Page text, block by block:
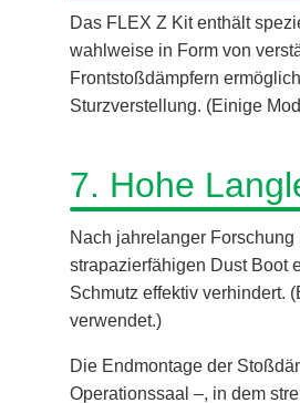
Das FLEX Z Kit enthält
wahlweise in Form von
Frontstoßdämpfern
Sturzverstellung. (Einige
7. Hohe
Nach jahrelanger
strapazierfähigen Dust Boot
Schmutz effektiv verhindert.
verwendet.)
Die Endmontage der
Operationssaal –, in dem